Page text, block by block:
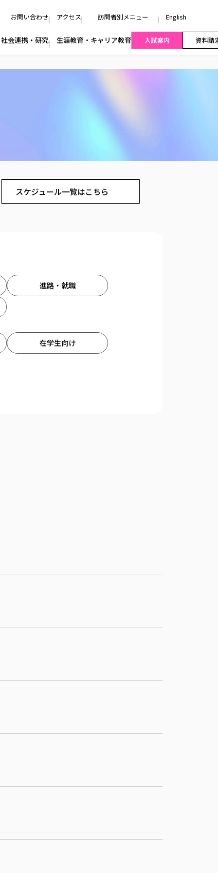
お問い合わせ アクセス 訪問者別メニュー English
社会連携・研究 生涯教育・キャリア教育 入試案内 資料請
進路・就職
在学生向け
スケジュール一覧はこちら